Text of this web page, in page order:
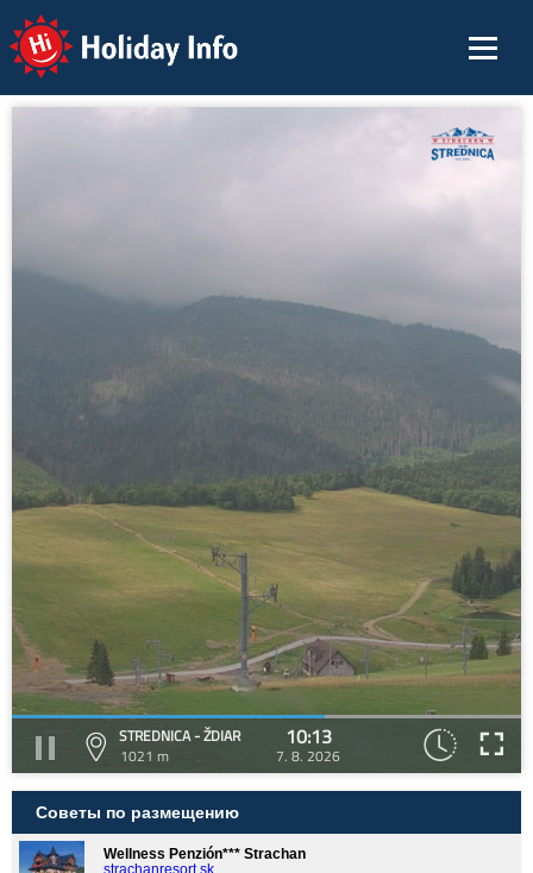
Holiday Info
STREDNICA - ŽDIAR
1021 m
10:13
7. 8. 2026
Советы по размещению
Wellness Penzión*** Strachan
strachanresort.sk